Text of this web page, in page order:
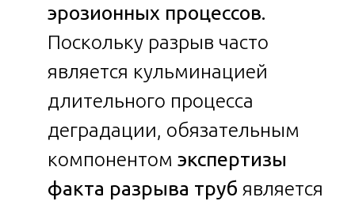
эрозионных процессов.
Поскольку разрыв часто
является кульминацией
длительного процесса
деградации, обязательным
компонентом экспертизы
факта разрыва труб является